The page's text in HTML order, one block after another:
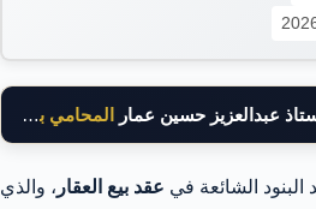
عبدالعزيز حسين عمار المحامي بالنقض
البنود الشائعة في عقد بيع العقار ، والذي